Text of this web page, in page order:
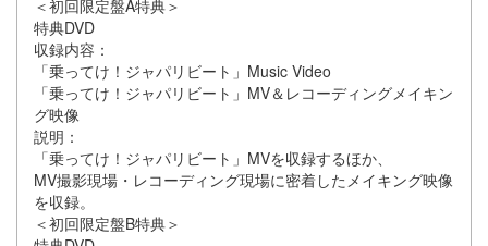
＜初回限定盤A特典＞
特典DVD
収録内容：
「乗ってけ！ジャパリビート」Music Video
「乗ってけ！ジャパリビート」MV＆レコーディングメイキン
グ映像
説明：
「乗ってけ！ジャパリビート」MVを収録するほか、
MV撮影現場・レコーディング現場に密着したメイキング映像
を収録。
＜初回限定盤B特典＞